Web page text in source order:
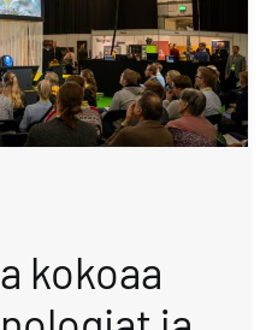
kokoaa